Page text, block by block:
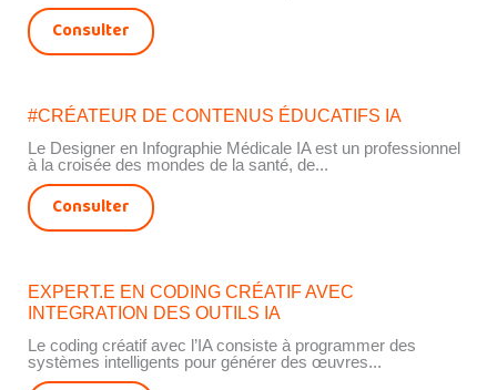
Consulter
#CRÉATEUR DE CONTENUS ÉDUCATIFS IA
Le Designer en Infographie Médicale IA est un professionnel
à la croisée des mondes de la santé, de...
Consulter
EXPERT.E EN CODING CRÉATIF AVEC
INTEGRATION DES OUTILS IA
Le coding créatif avec l’IA consiste à programmer des
systèmes intelligents pour générer des œuvres...